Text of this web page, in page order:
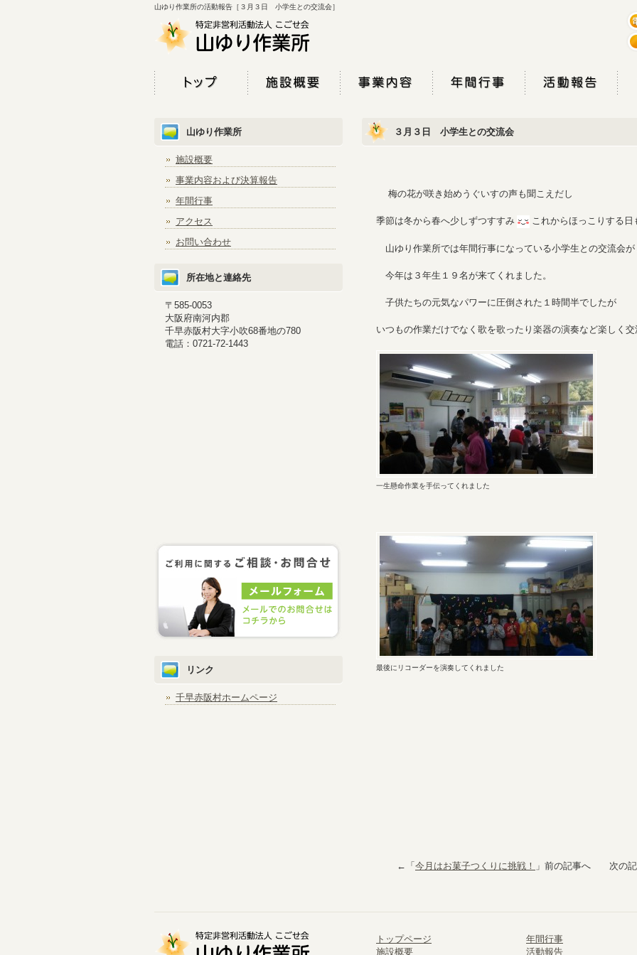
山ゆり作業所の活動報告［３月３日 小学生との交流会］
３月３日 小学生との交流会
梅の花が咲き始めうぐいすの声も聞こえだし
季節は冬から春へ少しずつすすみ これからほっこりする日
山ゆり作業所では年間行事になっている小学生との交流会が
今年は３年生１９名が来てくれました。
子供たちの元気なパワーに圧倒された１時間半でしたが
いつもの作業だけでなく歌を歌ったり楽器の演奏など楽しく交
一生懸命作業を手伝ってくれました
最後にリコーダーを演奏してくれました
←「今月はお菓子つくりに挑戦！ 」前の記事へ 次の記
山ゆり作業所
施設概要
事業内容および決算報告
年間行事
アクセス
お問い合わせ
所在地と連絡先
〒585-0053
大阪府南河内郡
千早赤阪村大字小吹68番地の780
電話：0721-72-1443
リンク
千早赤阪村ホームページ
トップページ
施設概要
年間行事
活動報告